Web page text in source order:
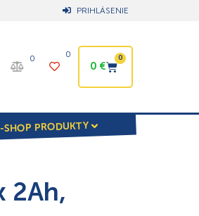
PRIHLÁSENIE
0 0
0€
0
SHOP PRODUKTY
2Ah,